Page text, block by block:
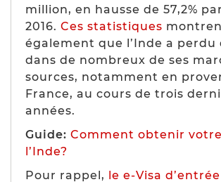
million, en hausse de 57,2%
2016. Ces statistiques
également que l’Inde a perdu
dans de nombreux de ses
sources, notamment en
France, au cours de trois
années.
Guide: Comment obtenir
l’Inde?
Pour rappel, le e-Visa